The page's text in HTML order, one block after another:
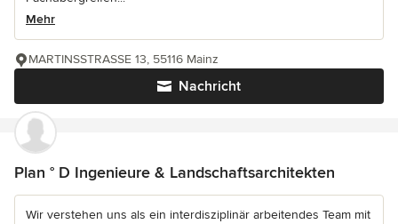
Mehr
Nachricht
MARTINSSTRASSE 13, 55116 Mainz
Plan ° D Ingenieure & Landschaftsarchitekten
Wir verstehen uns als ein interdisziplinär arbeitendes Team mit